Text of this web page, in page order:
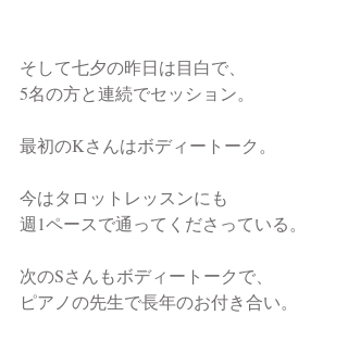
そして七夕の昨日は目白で、
5名の方と連続でセッション。
最初のKさんはボディートーク。
今はタロットレッスンにも
週1ペースで通ってくださっている。
次のSさんもボディートークで、
ピアノの先生で長年のお付き合い。